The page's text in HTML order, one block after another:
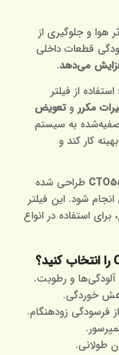
هوا و جلوگیری از
قطعات داخلی
می‌دهد.
: استفاده از فیلتر
مکرر وتعویض
به سیستم
کار کند و
طراحی شده
شود. این فیلتر
استفاده در انواع
آلودگی‌ها و رطوبت.
خوردگی.
فرسودگی زودهنگام.
طولانی.